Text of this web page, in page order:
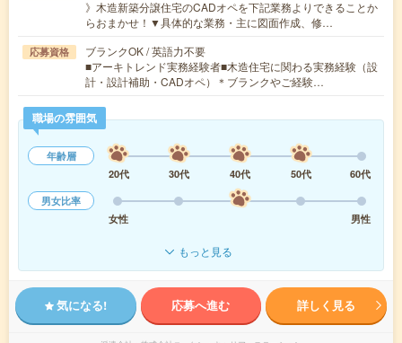
》木造新築分譲住宅のCADオペを下記業務よりできることか
らおまかせ！▼具体的な業務・主に図面作成、修…
応募資格
ブランクOK / 英語力不要
■アーキトレンド実務経験者■木造住宅に関わる実務経験（設
計・設計補助・CADオペ）＊ブランクやご経験…
職場の雰囲気
年齢層
20代
30代 40代 50代
60代
男女比率
女性
男性
もっと見る
気になる! 応募へ進む 詳しく見る